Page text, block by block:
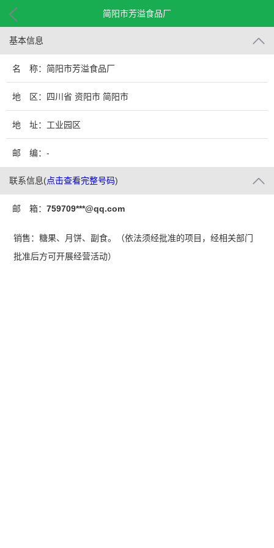
简阳市芳溢食品厂
基本信息
名 称：简阳市芳溢食品厂
地 区：四川省 资阳市 简阳市
地 址：工业园区
邮 编：-
联系信息(点击查看完整号码)
邮 箱： 759709***@qq.com
销售：糖果、月饼、副食。（依法须经批准的项目，经相关部门
批准后方可开展经营活动）